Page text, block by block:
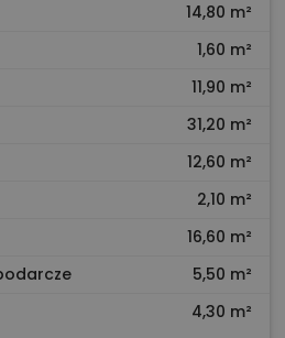
14,80 m²
1,60 m²
11,90 m²
31,20 m²
12,60 m²
2,10 m²
16,60 m²
5,50 m²
4,30 m²